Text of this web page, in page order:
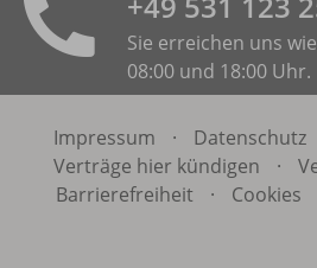
Sie erreichen uns
08:00 und 18:00 Uhr.
Impressum · Datenschutz
Verträge hier kündigen
·
Barrierefreiheit
· Cookies